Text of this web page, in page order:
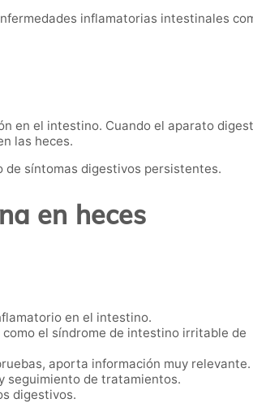
inflamatorias intestinales
en el intestino. Cuando el aparato
las heces.
de síntomas digestivos persistentes.
en heces
en el intestino.
el síndrome de intestino irritable de
aporta información muy relevante.
seguimiento de tratamientos.
digestivos.